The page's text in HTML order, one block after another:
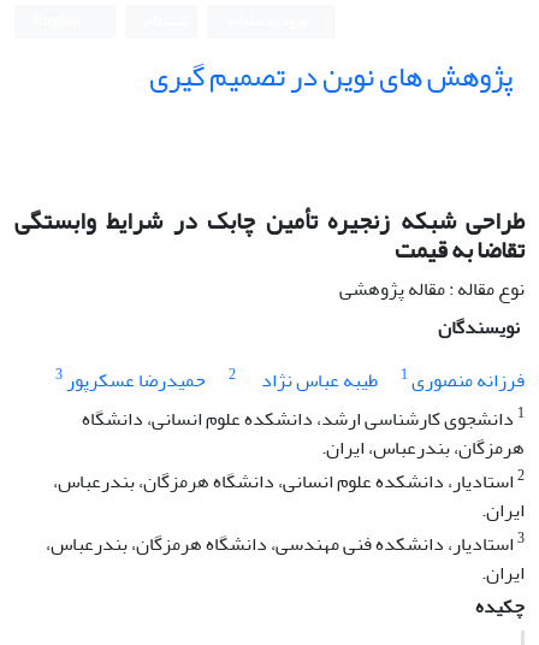
پژوهش های نوین در تصمیم گیری
طراحی شبکه زنجیره تأمین چابک در شرایط وابستگی
تقاضا به قیمت
نوع مقاله : مقاله پژوهشی
نویسندگان
فرزانه منصوری1 طیبه عباس نژاد 2 حمیدرضا عسکرپور3
1 دانشجوی کارشناسی ارشد، دانشکده علوم انسانی، دانشگاه
هرمزگان، بندرعباس، ایران.
2استادیار، دانشکده علوم انسانی، دانشگاه هرمزگان، بندرعباس،
ایران.
3استادیار، دانشکده فنی مهندسی، دانشگاه هرمزگان، بندرعباس،
ایران.
چکیده